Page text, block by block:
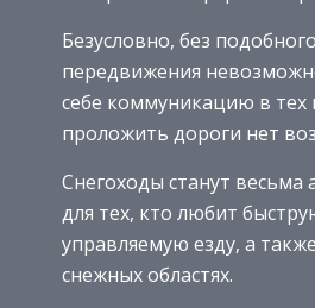
Безусловно, без
передвижения
себе коммуникацию в тех
проложить дороги нет
Снегоходы станут весьма
для тех, кто любит
управляемую езду, а
снежных областях.